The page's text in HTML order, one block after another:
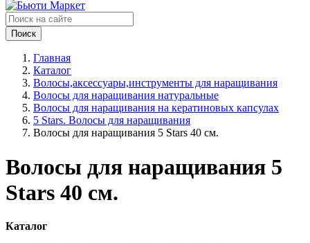
Поиск
Главная
Каталог
Волосы,аксессуары,инструменты для наращивания
Волосы для наращивания натуральные
Волосы для наращивания на кератиновых капсулах
5 Stars. Волосы для наращивания
Волосы для наращивания 5 Stars 40 см.
Волосы для наращивания 5
Stars 40 см.
Каталог